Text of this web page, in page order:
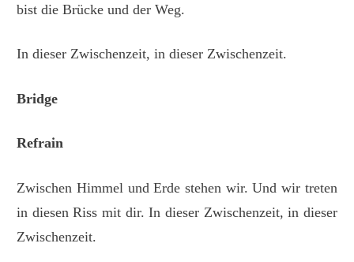
bist die Brücke und der Weg.
In dieser Zwischenzeit, in dieser Zwischenzeit.
Bridge
Refrain
Zwischen Himmel und Erde stehen wir. Und wir treten
in diesen Riss mit dir. In dieser Zwischenzeit, in dieser
Zwischenzeit.